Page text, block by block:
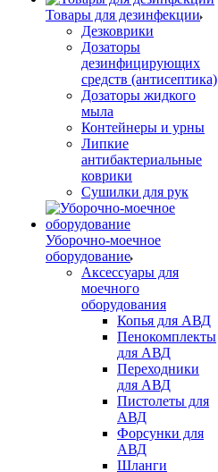
Товары для дезинфекции
Дезковрики
Дозаторы
дезинфицирующих
средств (антисептика)
Дозаторы жидкого
мыла
Контейнеры и урны
Липкие
антибактериальные
коврики
Сушилки для рук
Уборочно-моечное
оборудование
Аксессуары для
моечного
оборудования
Копья для АВД
Пенокомплекты
для АВД
Переходники
для АВД
Пистолеты для
АВД
Форсунки для
АВД
Шланги